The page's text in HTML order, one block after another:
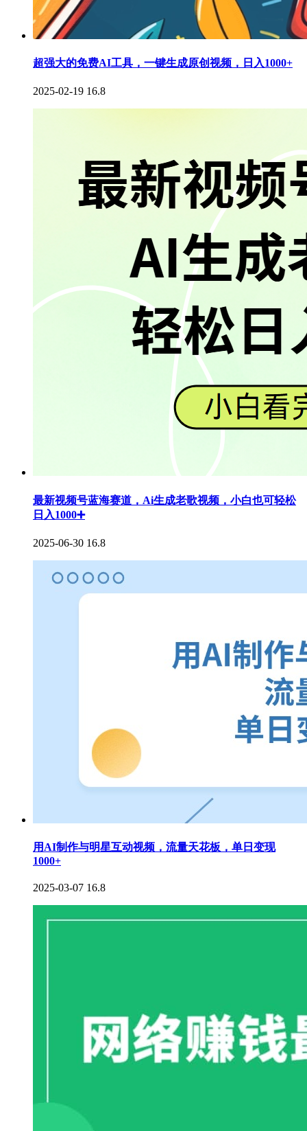
超强大的免费AI工具，一键生成原创视频，日入1000+
2025-02-19 16.8
最新视频号蓝海赛道，Ai生成老歌视频，小白也可轻松
日入1000➕
2025-06-30 16.8
用AI制作与明星互动视频，流量天花板，单日变现
1000+
2025-03-07 16.8